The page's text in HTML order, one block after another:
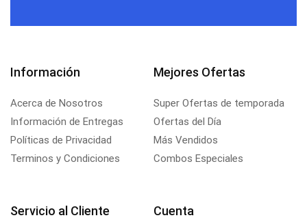
Información
Acerca de Nosotros
Información de Entregas
Políticas de Privacidad
Terminos y Condiciones
Mejores Ofertas
Super Ofertas de temporada
Ofertas del Día
Más Vendidos
Combos Especiales
Servicio al Cliente Cuenta